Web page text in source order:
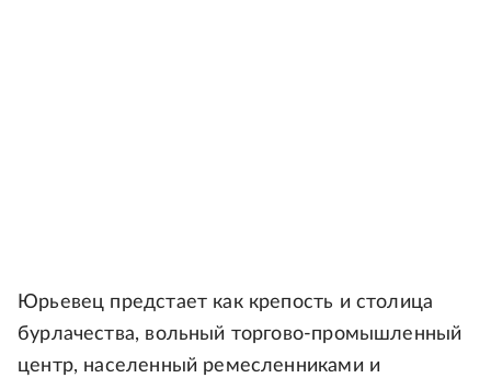
Юрьевец предстает как крепость и столица
бурлачества, вольный торгово-промышленный
центр, населенный ремесленниками и